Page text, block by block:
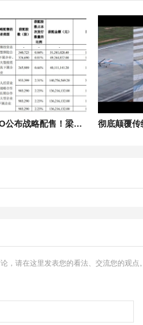
宇树科技IPO公布战略配售！梁文锋旗下DeepSeek现身大名单
，请在这里发表您的看法、交流您的观点。